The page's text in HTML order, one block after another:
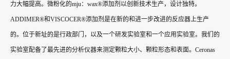
力大幅提高。微粉化的mju：wax®添加剂以创新技术生产，设计独特。
ADDIMER®和VISCOCER®添加剂是在新的和进一步改进的反应器上生产
的。位于新址的是行政部门，以及一个研发实验室和一个应用实验室。我们的
实验室配备了最先进的分析仪器来测定颗粒大小、颗粒形态和表面。Ceronas